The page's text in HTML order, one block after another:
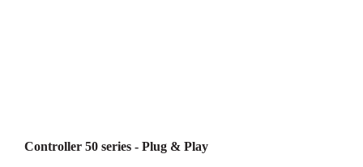
Controller 50 series - Plug & Play